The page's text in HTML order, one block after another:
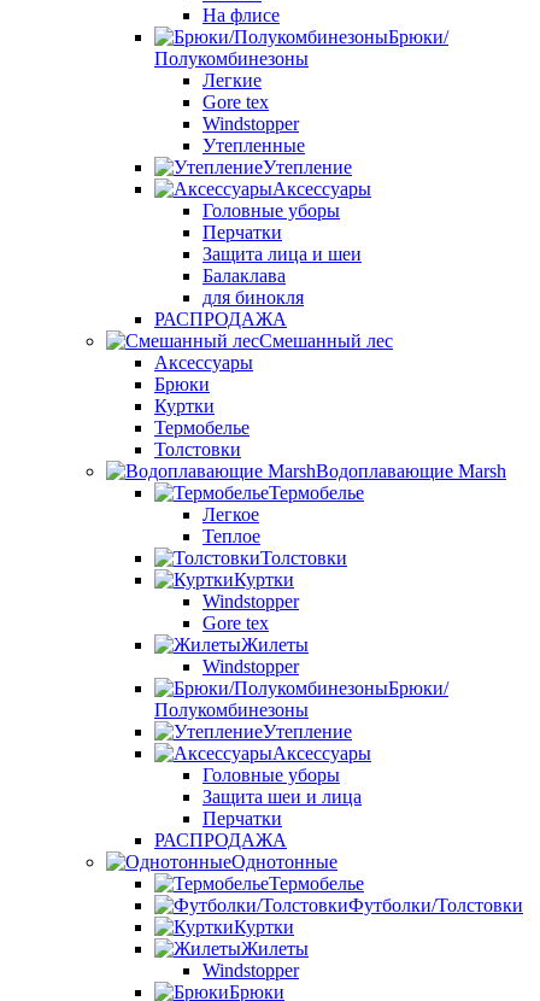
На флисе
Брюки/
Полукомбинезоны
Легкие
Gore tex
Windstopper
Утепленные
Утепление
Аксессуары
Головные уборы
Перчатки
Защита лица и шеи
Балаклава
для бинокля
РАСПРОДАЖА
Смешанный лес
Аксессуары
Брюки
Куртки
Термобелье
Толстовки
Водоплавающие Marsh
Термобелье
Легкое
Теплое
Толстовки
Куртки
Windstopper
Gore tex
Жилеты
Windstopper
Брюки/
Полукомбинезоны
Утепление
Аксессуары
Головные уборы
Защита шеи и лица
Перчатки
РАСПРОДАЖА
Однотонные
Термобелье
Футболки/Толстовки
Куртки
Жилеты
Windstopper
Брюки